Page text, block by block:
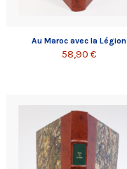
Au Maroc avec la Légion
58,90 €